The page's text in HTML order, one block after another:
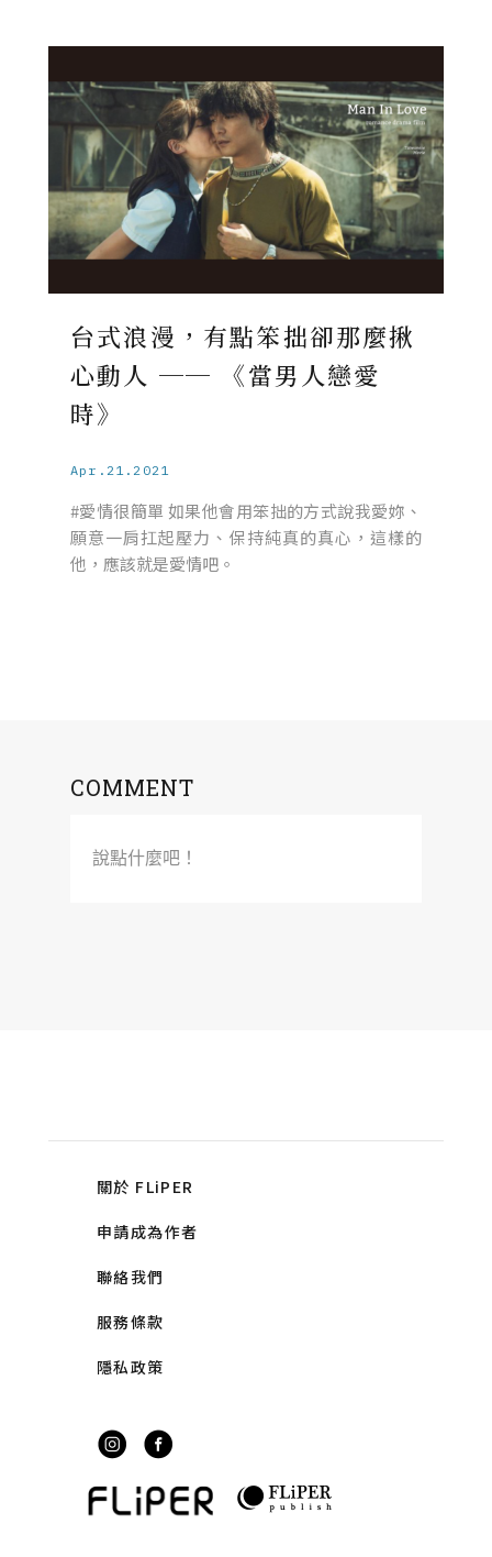
台式浪漫，有點笨拙卻那麼揪
心動人 ── 《當男人戀愛
時》
Apr.21.2021
#愛情很簡單 如果他會用笨拙的方式說我愛妳、
願意一肩扛起壓力、保持純真的真心，這樣的
他，應該就是愛情吧。
COMMENT
說點什麼吧！
關於 FLiPER
申請成為作者
聯絡我們
服務條款
隱私政策